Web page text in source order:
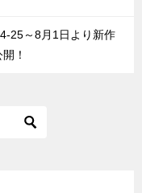
25～8月1日より新作
！